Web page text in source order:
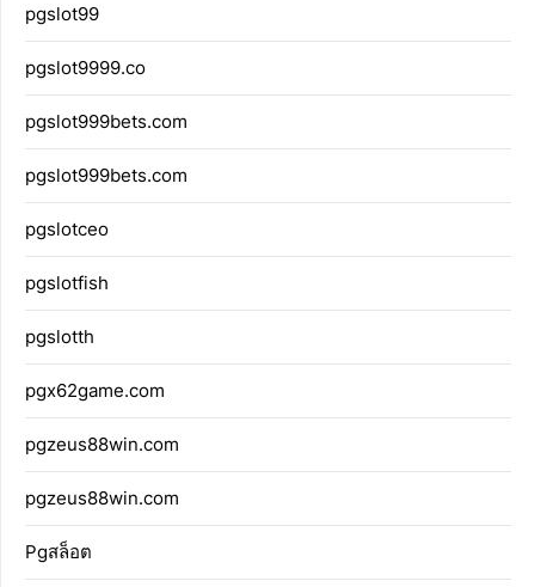
pgslot99
pgslot9999.co
pgslot999bets.com
pgslot999bets.com
pgslotceo
pgslotfish
pgslotth
pgx62game.com
pgzeus88win.com
pgzeus88win.com
Pgสล็อต